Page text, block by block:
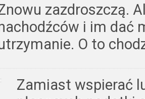
zazdroszczą.
i im dać
O to
Zamiast wspierać